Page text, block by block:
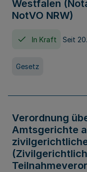
Westfalen
NotVO NRW)
In Kraft Seit
Gesetz
Verordnung
Amtsgerichte